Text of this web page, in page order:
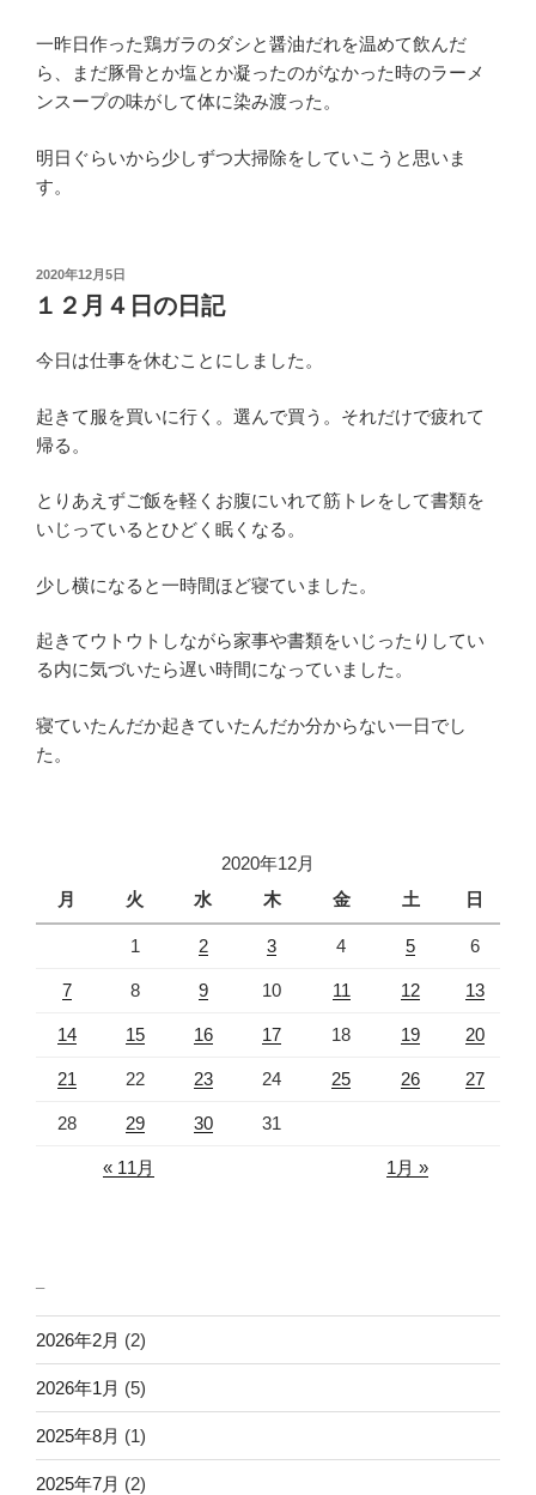
一昨日作った鶏ガラのダシと醤油だれを温めて飲んだ
ら、まだ豚骨とか塩とか凝ったのがなかった時のラーメ
ンスープの味がして体に染み渡った。
明日ぐらいから少しずつ大掃除をしていこうと思いま
す。
投
稿
日:
2020年12月5日
１２月４日の日記
今日は仕事を休むことにしました。
起きて服を買いに行く。選んで買う。それだけで疲れて
帰る。
とりあえずご飯を軽くお腹にいれて筋トレをして書類を
いじっているとひどく眠くなる。
少し横になると一時間ほど寝ていました。
起きてウトウトしながら家事や書類をいじったりしてい
る内に気づいたら遅い時間になっていました。
寝ていたんだか起きていたんだか分からない一日でし
た。
2020年12月
月
火 水 木 金 土 日
1 2 3 4 5 6
7 8 9 10 11 12 13
14 15 16 17 18 19 20
21 22 23 24 25 26 27
28 29 30 31
« 11月 1月 »
2026年2月 (2)
2026年1月 (5)
2025年8月 (1)
2025年7月 (2)